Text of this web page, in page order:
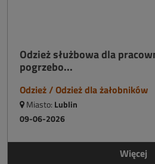
Odzież służbowa dla
pogrzebo...
Odzież / Odzież dla żałobników
Miasto: Lublin
09-06-2026
Więcej